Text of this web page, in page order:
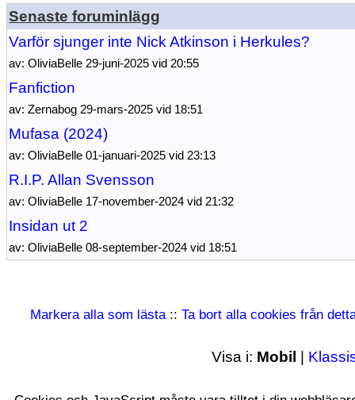
Senaste foruminlägg
Varför sjunger inte Nick Atkinson i Herkules?
av: OliviaBelle 29-juni-2025 vid 20:55
Fanfiction
av: Zernabog 29-mars-2025 vid 18:51
Mufasa (2024)
av: OliviaBelle 01-januari-2025 vid 23:13
R.I.P. Allan Svensson
av: OliviaBelle 17-november-2024 vid 21:32
Insidan ut 2
av: OliviaBelle 08-september-2024 vid 18:51
Markera alla som lästa :: Ta bort alla cookies från
Visa i: Mobil |